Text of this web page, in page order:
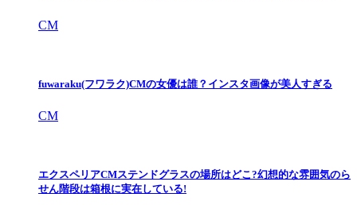
CM
fuwaraku(フワラク)CMの女優は誰？インスタ画像が美人すぎる
CM
エクスペリアCMステンドグラスの場所はどこ?幻想的な雰囲気のら
せん階段は箱根に実在している!